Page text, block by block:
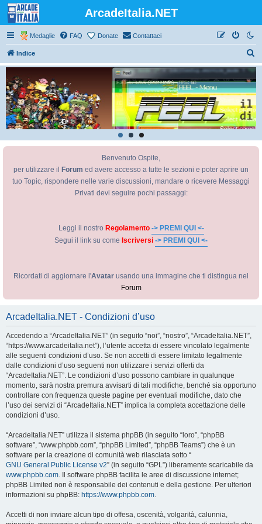
ArcadeItalia.NET
Medaglie FAQ Donate Contattaci
Indice
e
r
c
a
Benvenuto Ospite,
per utilizzare il
Forum ed avere accesso a tutte le sezioni e poter aprire un
tuo Topic, rispondere nelle varie discussioni, mandare o ricevere Messaggi
Privati devi seguire pochi passaggi:
Leggi il nostro Regolamento -> PREMI QUI <-
Segui il link su come Iscriversi -> PREMI QUI <-
Ricordati di aggiornare l'Avatar usando una immagine che ti distingua nel
Forum
ArcadeItalia.NET - Condizioni d’uso
Accedendo a “ArcadeItalia.NET” (in seguito “noi”, “nostro”, “ArcadeItalia.NET”,
“https://www.arcadeitalia.net”), l’utente accetta di essere vincolato legalmente
alle seguenti condizioni d’uso. Se non accetti di essere limitato legalmente
dalle condizioni d’uso seguenti non utilizzare i servizi offerti da
“ArcadeItalia.NET”. Le condizioni d’uso possono cambiare in qualunque
momento, sarà nostra premura avvisarti di tali modifiche, benché sia opportuno
controllare con frequenza queste pagine per eventuali modifiche, dato che
l’uso dei servizi di “ArcadeItalia.NET” implica la completa accettazione delle
condizioni d’uso.
“ArcadeItalia.NET” utilizza il sistema phpBB (in seguito “loro”, “phpBB
software”, “www.phpbb.com”, “phpBB Limited”, “phpBB Teams”) che è un
software per la creazione di comunità web rilasciata sotto “
GNU General Public License v2” (in seguito “GPL”) liberamente scaricabile da
www.phpbb.com. Il software phpBB facilita le aree di discussione internet;
phpBB Limited non è responsabile dei contenuti e della gestione. Per ulteriori
informazioni su phpBB: https://www.phpbb.com.
Accetti di non inviare alcun tipo di offesa, oscenità, volgarità, calunnia,